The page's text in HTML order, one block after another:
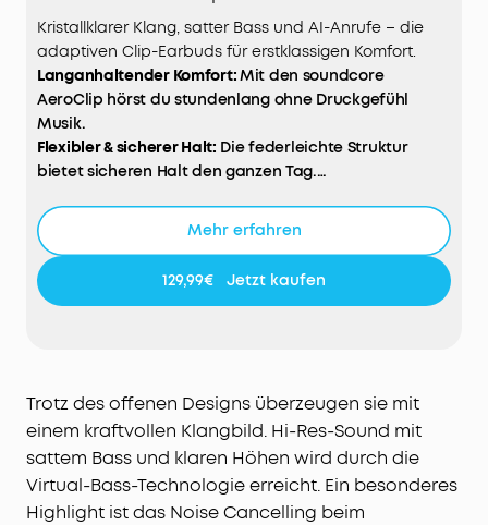
Kristallklarer Klang, satter Bass und AI-Anrufe – die
adaptiven Clip-Earbuds für erstklassigen Komfort.
Langanhaltender Komfort:Mit den soundcore
AeroClip hörst du stundenlang ohne Druckgefühl
Musik.
Flexibler & sicherer Halt: Die federleichte Struktur
bietet sicheren Halt den ganzen Tag.
unsere Virtual Bass-Technologie.
Noise Cancelling beim Telefonieren:
Algorithmus sorgt für klare und deutliche Gespräche.
Bleib verbunden dank Open-Ear Design:
Mehr erfahren
129,99€ Jetzt kaufen
Trotz des offenen Designs überzeugen sie mit
einem kraftvollen Klangbild. Hi-Res-Sound mit
sattem Bass und klaren Höhen wird durch die
Virtual-Bass-Technologie erreicht. Ein besonderes
Highlight ist das Noise Cancelling beim